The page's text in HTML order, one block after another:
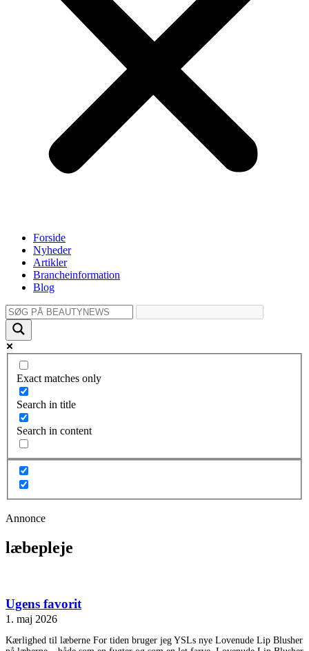
Forside
Nyheder
Artikler
Brancheinformation
Blog
Exact matches only
Search in title
Search in content
Annonce
læbepleje
Ugens favorit
1. maj 2026
Kærlighed til læberne For tiden bruger jeg YSLs nye Lovenude Lip Blusher